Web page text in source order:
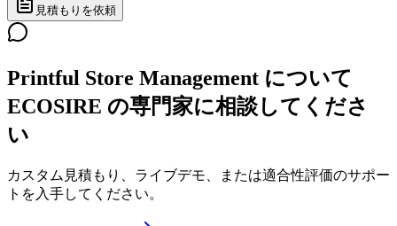
見積もりを依頼
Printful Store Management について
ECOSIRE の専門家に相談してくださ
い
カスタム見積もり、ライブデモ、または適合性評価のサポー
トを入手してください。